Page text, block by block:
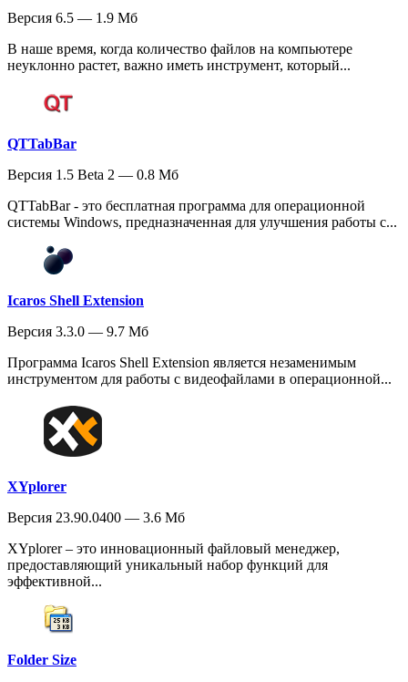
Версия 6.5 — 1.9 Мб
В наше время, когда количество файлов на компьютере
неуклонно растет, важно иметь инструмент, который...
QTTabBar
Версия 1.5 Beta 2 — 0.8 Мб
QTTabBar - это бесплатная программа для операционной
системы Windows, предназначенная для улучшения работы с...
Icaros Shell Extension
Версия 3.3.0 — 9.7 Мб
Программа Icaros Shell Extension является незаменимым
инструментом для работы с видеофайлами в операционной...
XYplorer
Версия 23.90.0400 — 3.6 Мб
XYplorer – это инновационный файловый менеджер,
предоставляющий уникальный набор функций для
эффективной...
Folder Size